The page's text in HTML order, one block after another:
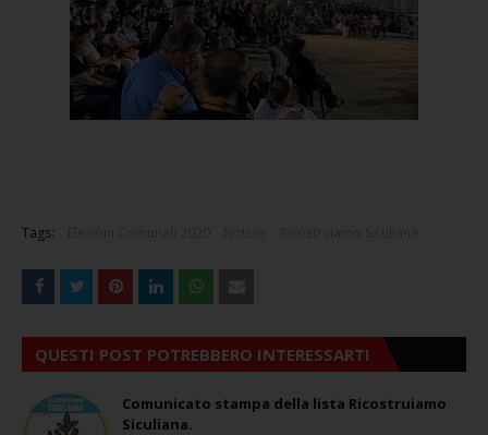
Tags:
QUESTI POST POTREBBERO INTERESSARTI
Comunicato stampa della lista Ricostruiamo
Siculiana.